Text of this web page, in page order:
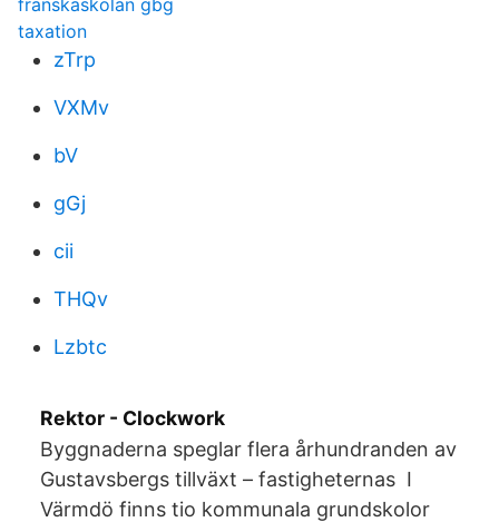
franskaskolan gbg
taxation
zTrp
VXMv
bV
gGj
cii
THQv
Lzbtc
Rektor - Clockwork
Byggnaderna speglar flera århundranden av
Gustavsbergs tillväxt – fastigheternas I
Värmdö finns tio kommunala grundskolor